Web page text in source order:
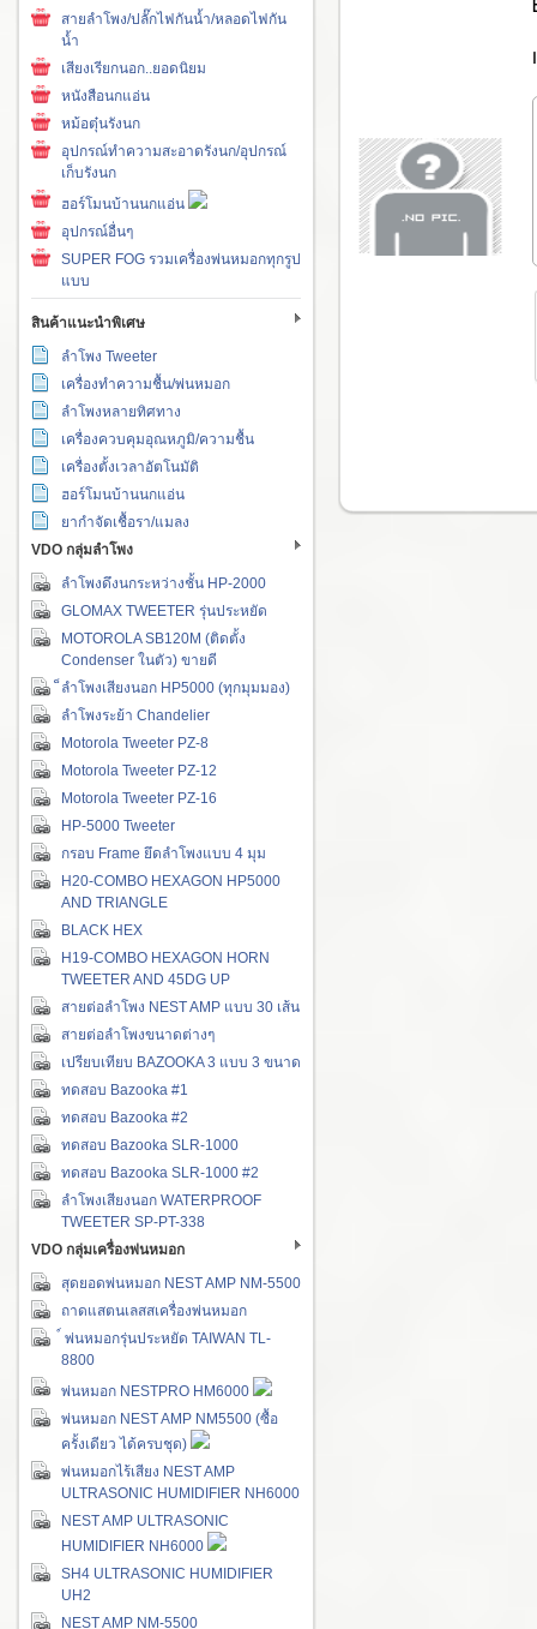
สายลำโพง/ปลั๊กไฟกันน้ำ/หลอดไฟกัน
น้ำ
เสียงเรียกนอก..ยอดนิยม
หนังสือนกแอ่น
หม้อตุ๋นรังนก
อุปกรณ์ทำความสะอาดรังนก/อุปกรณ์
เก็บรังนก
ฮอร์โมนบ้านนกแอ่น
อุปกรณ์อื่นๆ
SUPER FOG รวมเครื่องพ่นหมอกทุกรูป
แบบ
สินค้าแนะนำพิเศษ
ลำโพง Tweeter
เครื่องทำความชื้น/พ่นหมอก
ลำโพงหลายทิศทาง
เครื่องควบคุมอุณหภูมิ/ความชื้น
เครื่องตั้งเวลาอัตโนมัติ
ฮอร์โมนบ้านนกแอ่น
ยากำจัดเชื้อรา/แมลง
VDO กลุ่มลำโพง
ลำโพงดึงนกระหว่างชั้น HP-2000
GLOMAX TWEETER รุ่นประหยัด
MOTOROLA SB120M (ติดตั้ง
Condenser ในตัว) ขายดี
็ลำโพงเสียงนอก HP5000 (ทุกมุมมอง)
ลำโพงระย้า Chandelier
Motorola Tweeter PZ-8
Motorola Tweeter PZ-12
Motorola Tweeter PZ-16
HP-5000 Tweeter
กรอบ Frame ยึดลำโพงแบบ 4 มุม
H20-COMBO HEXAGON HP5000
AND TRIANGLE
BLACK HEX
H19-COMBO HEXAGON HORN
TWEETER AND 45DG UP
สายต่อลำโพง NEST AMP แบบ 30 เส้น
สายต่อลำโพงขนาดต่างๆ
เปรียบเทียบ BAZOOKA 3 แบบ 3 ขนาด
ทดสอบ Bazooka #1
ทดสอบ Bazooka #2
ทดสอบ Bazooka SLR-1000
ทดสอบ Bazooka SLR-1000 #2
ลำโพงเสียงนอก WATERPROOF
TWEETER SP-PT-338
VDO กลุ่มเครื่องพ่นหมอก
สุดยอดพ่นหมอก NEST AMP NM-5500
ถาดแสตนเลสสเครื่องพ่นหมอก
์ พ่นหมอกรุ่นประหยัด TAIWAN TL-
8800
พ่นหมอก NESTPRO HM6000
พ่นหมอก NEST AMP NM5500 (ซื้อ
ครั้งเดียว ได้ครบชุด)
พ่นหมอกไร้เสียง NEST AMP
ULTRASONIC HUMIDIFIER NH6000
NEST AMP ULTRASONIC
HUMIDIFIER NH6000
SH4 ULTRASONIC HUMIDIFIER
UH2
NEST AMP NM-5500